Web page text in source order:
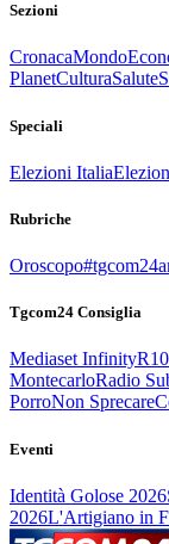
Sezioni
CronacaMondo
PlanetCulturaSalute
Speciali
Elezioni Italia
Rubriche
Oroscopo
Tgcom24 Consiglia
Mediaset Infinity
MontecarloRadio
PorroNon Sprecare
Eventi
Identità Golose 2026
2026L'Artigiano in